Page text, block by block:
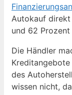
Autokauf
und 62
Die Händler
des
wissen nicht,